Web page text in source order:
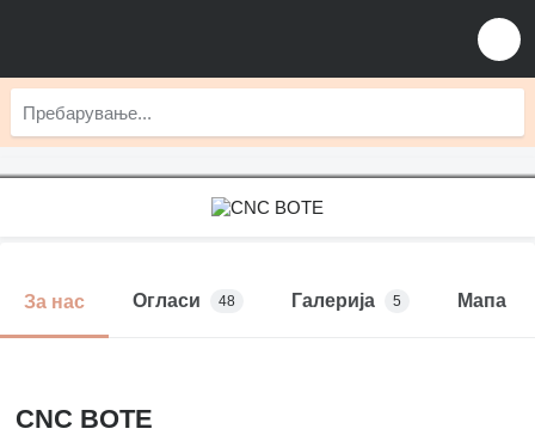
За нас Огласи 48 Галерија 5 Мапа
CNC BOTE